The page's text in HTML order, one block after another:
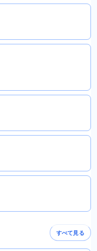
すべて見る